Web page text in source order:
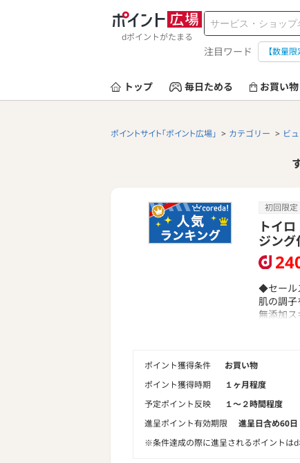
dポイントがたまる
注目ワード 【数量
トップ 毎日ためる お買い
ポイントサイト「ポイント広場」 カテゴリー ビ
初回限定
トイ
ジング
◆セール
肌の調子
無添加ス
「肌不調
え、
いつも調
・皮脂
ポイント獲得条件
お買い物
ポイント獲得時期
１ヶ月程度
予定ポイント反映
１〜２時間程度
進呈ポイント有効期限
進呈日含め60日
※条件達成の際に進呈されるポイントはd